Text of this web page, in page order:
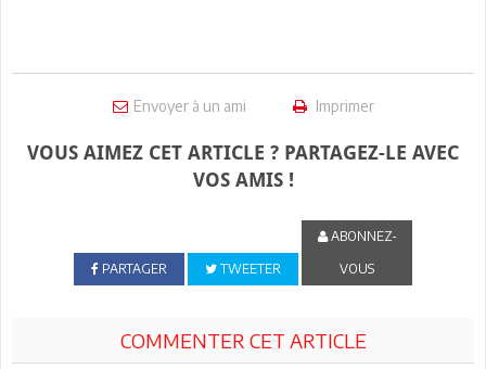
Envoyer à un ami Imprimer
VOUS AIMEZ CET ARTICLE ? PARTAGEZ-LE AVEC
VOS AMIS !
PARTAGER TWEETER
ABONNEZ-
VOUS
COMMENTER CET ARTICLE